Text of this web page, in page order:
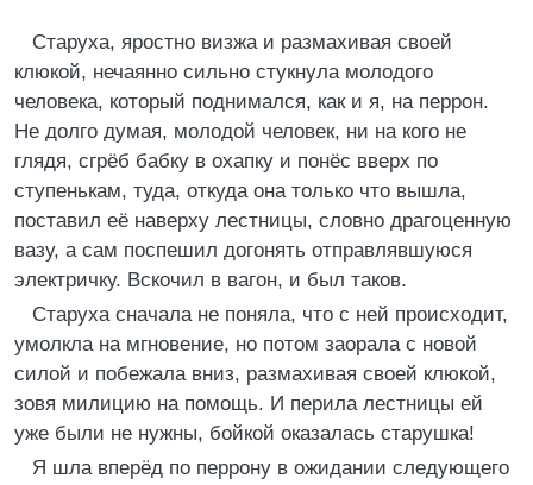
Старуха, яростно визжа и размахивая своей
клюкой, нечаянно сильно стукнула молодого
человека, который поднимался, как и я, на перрон.
Не долго думая, молодой человек, ни на кого не
глядя, сгрёб бабку в охапку и понёс вверх по
ступенькам, туда, откуда она только что вышла,
поставил её наверху лестницы, словно драгоценную
вазу, а сам поспешил догонять отправлявшуюся
электричку. Вскочил в вагон, и был таков.
Старуха сначала не поняла, что с ней происходит,
умолкла на мгновение, но потом заорала с новой
силой и побежала вниз, размахивая своей клюкой,
зовя милицию на помощь. И перила лестницы ей
уже были не нужны, бойкой оказалась старушка!
Я шла вперёд по перрону в ожидании следующего